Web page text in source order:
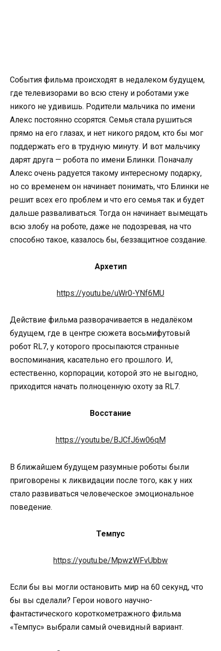
События фильма происходят в недалеком будущем,
где телевизорами во всю стену и роботами уже
никого не удивишь. Родители мальчика по имени
Алекс постоянно ссорятся. Семья стала рушиться
прямо на его глазах, и нет никого рядом, кто бы мог
поддержать его в трудную минуту. И вот мальчику
дарят друга — робота по имени Блинки. Поначалу
Алекс очень радуется такому интересному подарку,
но со временем он начинает понимать, что Блинки не
решит всех его проблем и что его семья так и будет
дальше разваливаться. Тогда он начинает вымещать
всю злобу на роботе, даже не подозревая, на что
способно такое, казалось бы, беззащитное создание.
Архетип
https://youtu.be/uWr0-YNf6MU
Действие фильма разворачивается в недалёком
будущем, где в центре сюжета восьмифутовый
робот RL7, у которого просыпаются странные
воспоминания, касательно его прошлого. И,
естественно, корпорации, которой это не выгодно,
приходится начать полноценную охоту за RL7.
Восстание
https://youtu.be/BJCfJ6w06qM
В ближайшем будущем разумные роботы были
приговорены к ликвидации после того, как у них
стало развиваться человеческое эмоциональное
поведение.
Темпус
https://youtu.be/MpwzWFvUbbw
Если бы вы могли остановить мир на 60 секунд, что
бы вы сделали? Герои нового научно-
фантастического короткометражного фильма
«Темпус» выбрали самый очевидный вариант.